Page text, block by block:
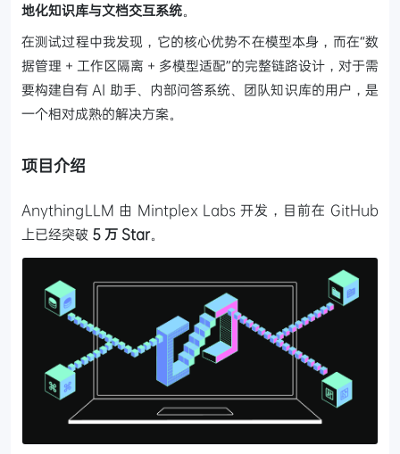
地化知识库与文档交互系统。
在测试过程中我发现，它的核心优势不在模型本身，而在“数
据管理 + 工作区隔离 + 多模型适配”的完整链路设计，对于需
要构建自有 AI 助手、内部问答系统、团队知识库的用户，是
一个相对成熟的解决方案。
项目介绍
AnythingLLM 由 Mintplex Labs 开发，目前在 GitHub
上已经突破 5 万 Star。